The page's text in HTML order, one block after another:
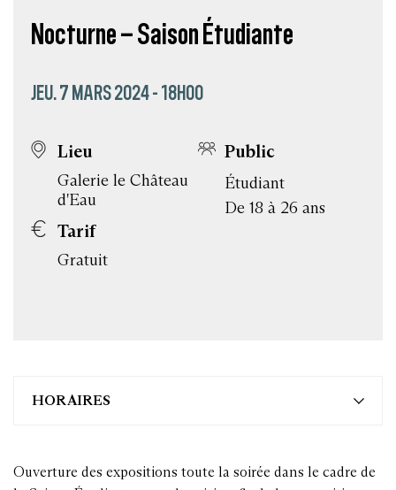
Nocturne – Saison Étudiante
JEU. 7 MARS 2024 - 18H00
Lieu
Galerie le Château
d'Eau
Public
Étudiant
De 18 à 26 ans
Tarif
Gratuit
HORAIRES
Ouverture des expositions toute la soirée dans le cadre de